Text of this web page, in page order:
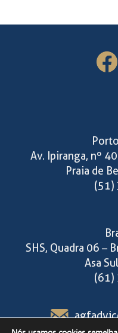
Av. Ipiranga, nº
Praia de
(51)
SHS, Quadra 06 –
Asa
(61)